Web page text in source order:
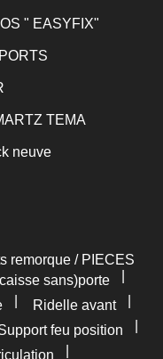
" EASYFIX"
TEMA
neuve
remorque / PIECES
sans)porte
Ridelle avant
feu position